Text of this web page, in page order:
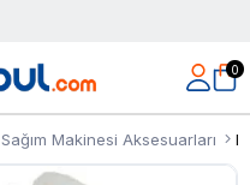
0
Sağım Makinesi Aksesuarları